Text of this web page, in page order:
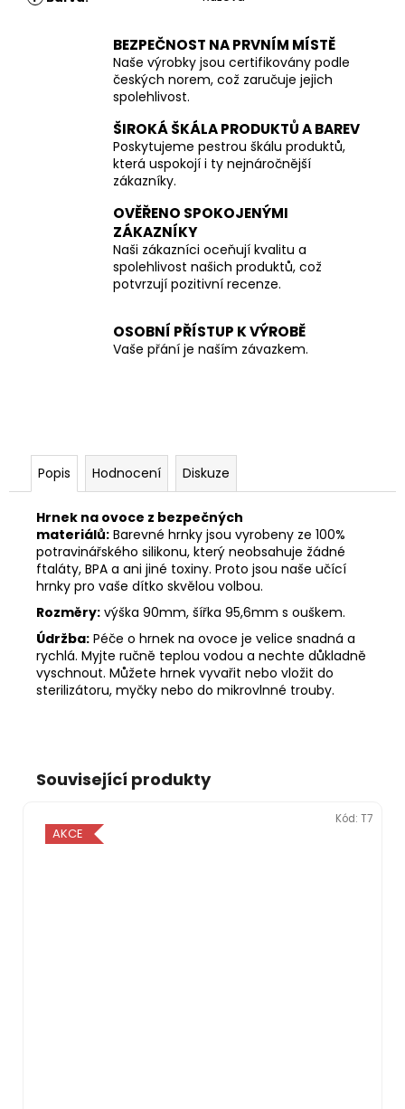
BEZPEČNOST NA PRVNÍM MÍSTĚ
Naše výrobky jsou certifikovány podle
českých norem, což zaručuje jejich
spolehlivost.
ŠIROKÁ ŠKÁLA PRODUKTŮ A BAREV
Poskytujeme pestrou škálu produktů,
která uspokojí i ty nejnáročnější
zákazníky.
OVĚŘENO SPOKOJENÝMI
ZÁKAZNÍKY
Naši zákazníci oceňují kvalitu a
spolehlivost našich produktů, což
potvrzují pozitivní recenze.
OSOBNÍ PŘÍSTUP K VÝROBĚ
Vaše přání je naším závazkem.
Popis Hodnocení Diskuze
Hrnek na ovoce z bezpečných
materiálů: Barevné hrnky jsou vyrobeny ze 100%
potravinářského silikonu, který neobsahuje žádné
ftaláty, BPA a ani jiné toxiny. Proto jsou naše učící
hrnky pro vaše dítko skvělou volbou.
Rozměry: výška 90mm, šířka 95,6mm s ouškem.
Údržba: Péče o hrnek na ovoce je velice snadná a
rychlá. Myjte ručně teplou vodou a nechte důkladně
vyschnout. Můžete hrnek vyvařit nebo vložit do
sterilizátoru, myčky nebo do mikrovlnné trouby.
Související produkty
AKCE
Kód: T7